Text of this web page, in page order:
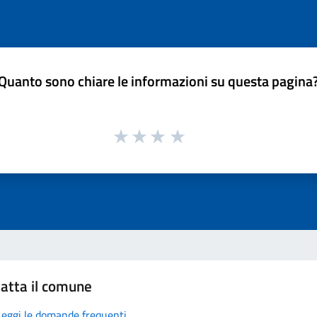
sono chiare le informazioni su questa
il comune